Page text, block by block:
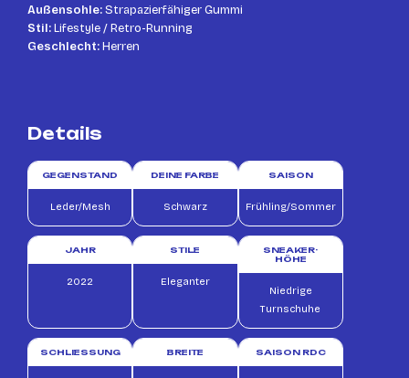
Außensohle:Strapazierfähiger Gummi
Stil:Lifestyle / Retro-Running
Geschlecht:Herren
Details
GEGENSTAND
Leder/Mesh
DEINE FARBE
Schwarz
SAISON
Frühling/Sommer
JAHR
2022
STILE
Eleganter
SNEAKER-
HÖHE
Niedrige
Turnschuhe
SCHLIESSUNG BREITE SAISON RDC